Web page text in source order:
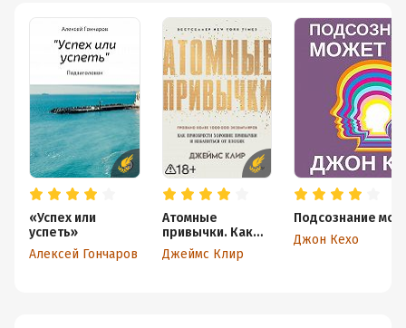
«Успех или
успеть»
Алексей Гончаров
Атомные
привычки. Как
приобрести
хорошие
Джеймс Клир
Подсознание
Джон Кехо